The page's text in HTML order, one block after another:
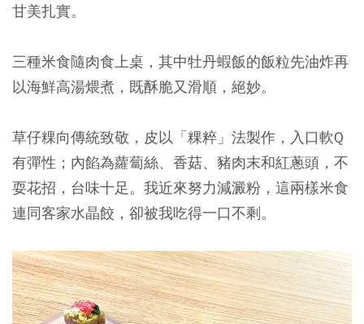
甘美扎實。
三種米食隨肉食上桌，其中牡丹蝦飯的飯粒先油炸再
以海鮮高湯煨煮，既酥脆又滑順，絕妙。
草仔粿向傳統致敬，皮以「粿粹」法製作，入口軟Q
有彈性；內餡為蘿蔔絲、香菇、豬肉末和紅蔥頭，不
耍花招，台味十足。我近來努力減澱粉，這兩樣米食
連同客家水晶餃，卻被我吃得一口不剩。